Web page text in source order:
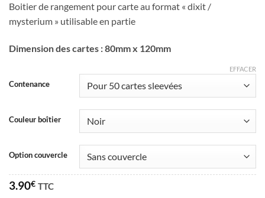
prix :
3.90€
7.90€
Boitier de rangement pour carte au format « dixit /
mysterium » utilisable en partie
Dimension des cartes : 80mm x 120mm
Contenance
Couleur boîtier
Option couvercle
EFFACER
3.90€ TTC